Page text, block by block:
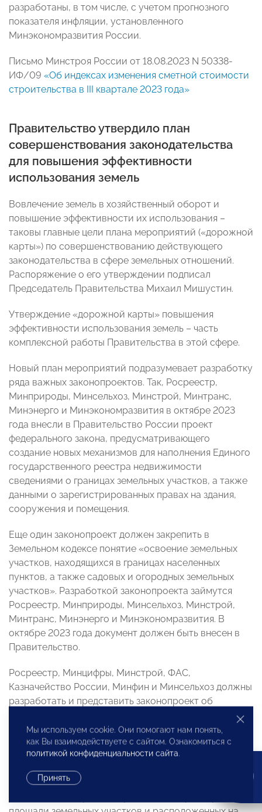
разработаны, в том числе, с учетом прогнозного
показателя инфляции, установленного
Минэкономразвития России.
Письмо Минстроя России от 18.08.2023 N 50338-
ИФ/09 «Об индексах изменения сметной стоимости
строительства в III квартале 2023 года»
Правительство утвердило план
совершенствования законодательства
для повышения эффективности
использования земель
Вовлечение земель в хозяйственный оборот и
повышение эффективности их использования –
таковы главные цели плана мероприятий («дорожной
карты») по совершенствованию действующего
законодательства в сфере земельных отношений.
Распоряжение о его утверждении подписал
Председатель Правительства Михаил Мишустин.
Утверждение «дорожной карты» повышения
эффективности использования земель – часть
комплексной работы Правительства в этой сфере.
Новый план мероприятий подразумевает разработку
ряда важных законопроектов. Так, Росреестр,
Минприроды, Минсельхоз, Минстрой, Минтранс,
Минэнерго и Минэкономразвития в октябре 2023
года внесли в Правительство России проект
федерального закона, предусматривающего
создание новых механизмов для наполнения Единого
государственного реестра недвижимости
сведениями о границах земельных участков, а также
данными о зарегистрированных правах на здания,
сооружения и помещения.
Еще один законопроект должен закрепить в
Земельном кодексе понятие «освоение земельных
участков, находящихся в границах населенных
пунктов, а также садовых и огородных земельных
участков». Разработкой законопроекта займутся
Росреестр, Минприроды, Минсельхоз, Минстрой,
Минтранс, Минэнерго и Минэкономразвития. В
октябре 2023 года документ должен быть внесен в
Правительство.
Росреестр, Минцифры, Минстрой, ФАС,
Казначейство России, Минфин и Минсельхоз должны
разработать и представить законопроект об
усовершенствовании процедуры торгов земельными
участками, находящимися в государственной или
муниципальной собственности. В Правительство
проект закона должен быть внесен в декабре 2023
года.
Мы используем cookie. Они помогают нам понять,
как Вы взаимодействуете с сайтом. Ознакомиться с
политикой конфиденциальности сайта.
Принять